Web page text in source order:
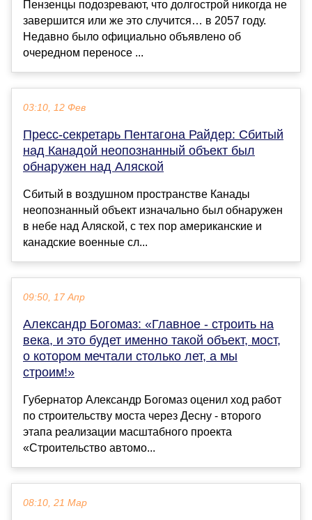
Пензенцы подозревают, что долгострой никогда не
завершится или же это случится… в 2057 году.
Недавно было официально объявлено об
очередном переносе ...
03:10, 12 Фев
Пресс-секретарь Пентагона Райдер: Сбитый
над Канадой неопознанный объект был
обнаружен над Аляской
Сбитый в воздушном пространстве Канады
неопознанный объект изначально был обнаружен
в небе над Аляской, с тех пор американские и
канадские военные сл...
09:50, 17 Апр
Александр Богомаз: «Главное - строить на
века, и это будет именно такой объект, мост,
о котором мечтали столько лет, а мы
строим!»
Губернатор Александр Богомаз оценил ход работ
по строительству моста через Десну - второго
этапа реализации масштабного проекта
«Строительство автомо...
08:10, 21 Мар